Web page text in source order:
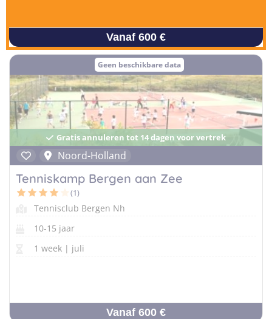
Vanaf 600 €
Geen beschikbare data
Gratis annuleren tot 14 dagen voor vertrek
Noord-Holland
Tenniskamp Bergen aan Zee
(1)
Tennisclub Bergen Nh
10-15 jaar
1 week | juli
Vanaf 600 €